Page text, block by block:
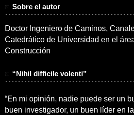
Sobre el autor
Doctor Ingeniero de Caminos,
Catedrático de Universidad en el
Construcción
“Nihil difficile volenti”
“En mi opinión, nadie puede ser un
buen investigador, un buen líder en